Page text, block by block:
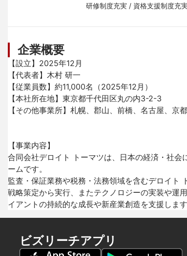
研修制度充実 / 資格支援制度充
企業概要
【設立】2025年12月
【代表者】木村 研一
【従業員数】約11,000名（2025年12月）
【本社所在地】東京都千代田区丸の内3-2-3
【その他事業所】札幌、郡山、前橋、名古屋、京
【事業内容】
合同会社デロイト トーマツは、日本の経済・社
ームです。
監査・保証業務や税務・法務領域を含むデロイト
戦略策定から実行、またテクノロジーの実装や運
イアントの持続的な成長や新産業創造を支援します
ビズリーチアプリ